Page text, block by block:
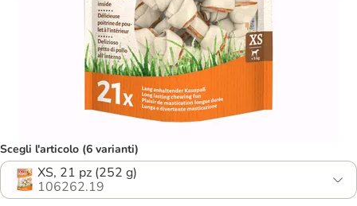
Scegli l'articolo (6 varianti)
XS, 21 pz (252 g)
106262.19